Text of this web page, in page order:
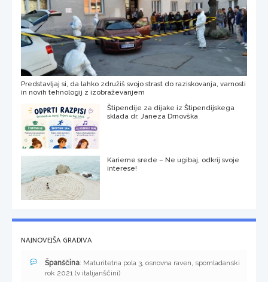
Predstavljaj si, da lahko združiš svojo strast do raziskovanja, varnosti
in novih tehnologij z izobraževanjem
Štipendije za dijake iz Štipendijskega
sklada dr. Janeza Drnovška
Karierne srede – Ne ugibaj, odkrij svoje
interese!
NAJNOVEJŠA GRADIVA
Španščina: Maturitetna pola 3, osnovna raven, spomladanski
rok 2021 (v italijanščini)